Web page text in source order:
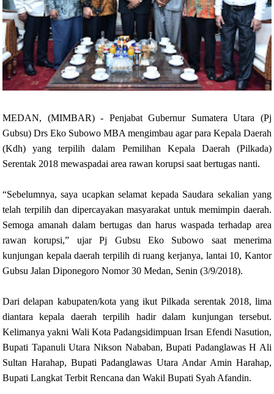
MEDAN, (MIMBAR) - Penjabat Gubernur Sumatera Utara (Pj
Gubsu) Drs Eko Subowo MBA mengimbau agar para Kepala Daerah
(Kdh) yang terpilih dalam Pemilihan Kepala Daerah (Pilkada)
Serentak 2018 mewaspadai area rawan korupsi saat bertugas nanti.
“Sebelumnya, saya ucapkan selamat kepada Saudara sekalian yang
telah terpilih dan dipercayakan masyarakat untuk memimpin daerah.
Semoga amanah dalam bertugas dan harus waspada terhadap area
rawan korupsi,” ujar Pj Gubsu Eko Subowo saat menerima
kunjungan kepala daerah terpilih di ruang kerjanya, lantai 10, Kantor
Gubsu Jalan Diponegoro Nomor 30 Medan, Senin (3/9/2018).
Dari delapan kabupaten/kota yang ikut Pilkada serentak 2018, lima
diantara kepala daerah terpilih hadir dalam kunjungan tersebut.
Kelimanya yakni Wali Kota Padangsidimpuan Irsan Efendi Nasution,
Bupati Tapanuli Utara Nikson Nababan, Bupati Padanglawas H Ali
Sultan Harahap, Bupati Padanglawas Utara Andar Amin Harahap,
Bupati Langkat Terbit Rencana dan Wakil Bupati Syah Afandin.